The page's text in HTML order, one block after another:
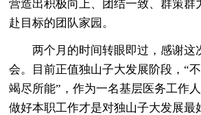
营造出积极向上、团结一致、群策群
赴目标的团队家园。
两个月的时间转眼即过，感谢这
会。目前正值独山子大发展阶段，“
竭尽所能”，作为一名基层医务工作
做好本职工作才是对独山子大发展最